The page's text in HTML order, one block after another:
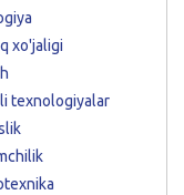
xo'jaligi
texnologiyalar